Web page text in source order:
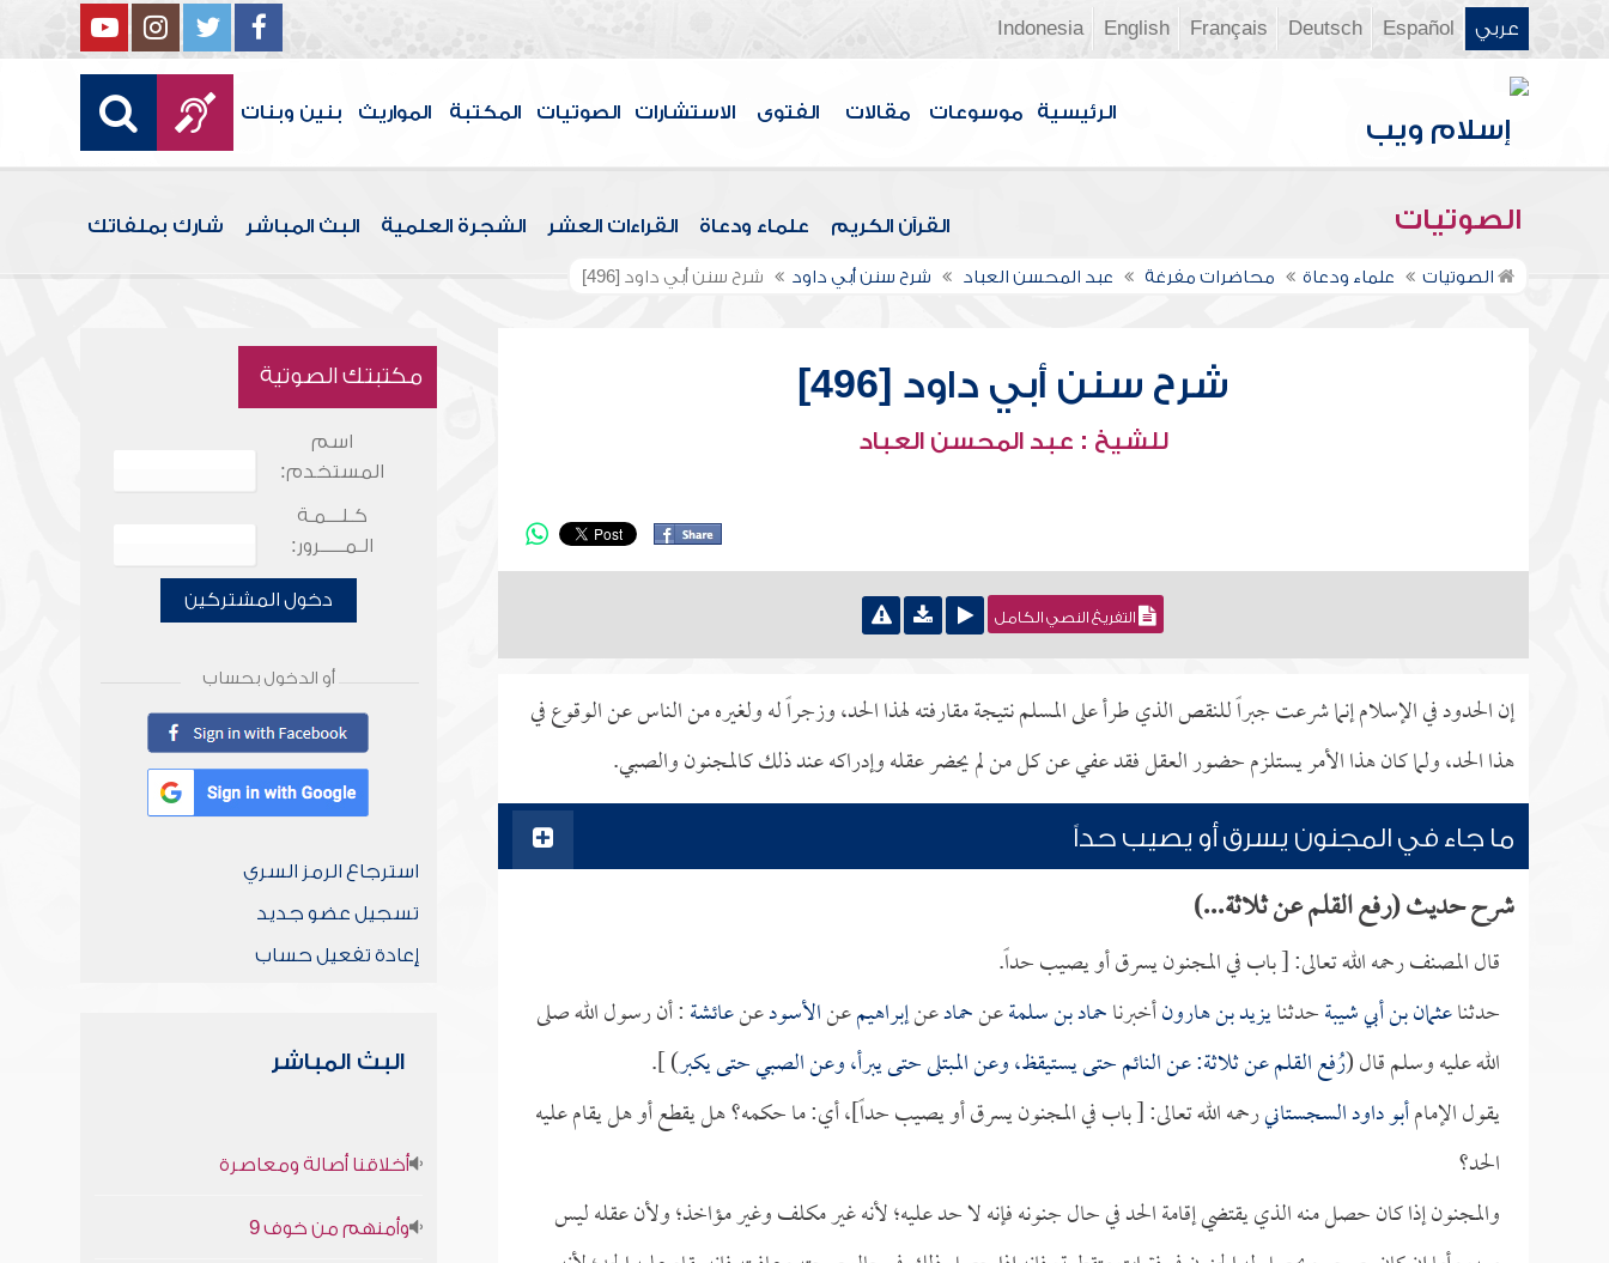
عربي Español
Deutsch
Français
English
Indonesia
الرئيسية موسوعات مقالات الفتوى الاستشارات الصوتيات المكتبة المواريث بنين وبنات
الصوتيات القرآن الكريم علماء ودعاة القراءات العشر الشجرة العلمية البث المباشر شارك بملفاتك
الصوتيات علماء ودعاة محاضرات مفرغة عبد المحسن العباد شرح سنن أبي داود شرح سنن أبي داود [496]
شرح سنن أبي داود [496]
للشيخ : عبد المحسن العباد
التفريغ النصي الكامل
إن الحدود في الإسلام إنما شرعت جبراً للنقص الذي طرأ على المسلم نتيجة مقارفته لهذا الحد، وزجراً له ولغيره من الناس عن الوقوع في
هذا الحد، ولما كان هذا الأمر يستلزم حضور العقل فقد عفي عن كل من لم يحضر عقله وإدراكه عند ذلك كالمجنون والصبي.
ما جاء في المجنون يسرق أو يصيب حداً
شرح حديث (رفع القلم عن ثلاثة...)
قال المصنف رحمه الله تعالى: [ باب في المجنون يسرق أو يصيب حداً.
حدثناعثمان بن أبي شيبةحدثنايزيد بن هارونأخبرناحماد بن سلمةعنحمادعنإبراهيمعنالأسودعنعائشة: أن رسول الله صلى
الله عليه وسلم قال (رُفع القلم عن ثلاثة: عن النائم حتى يستيقظ، وعن المبتلى حتى يبرأ، وعن الصبي حتى يكبر) ].
يقول الإمامأبو داود السجستانيرحمه الله تعالى: [ باب في المجنون يسرق أو يصيب حداً]، أي: ما حكمه؟ هل يقطع أو هل يقام عليه
الحد؟
والمجنون إذا كان حصل منه الذي يقتضي إقامة الحد في حال جنونه فإنه لا حد عليه؛ لأنه غير مكلف وغير مؤاخذ؛ ولأن عقله ليس
مكتبتك الصوتية
اسم
المستخدم:
كـلـــمـة
الـمـــــرور:
دخول المشتركين
أو الدخول بحساب
استرجاع الرمز السري
تسجيل عضو جديد
إعادة تفعيل حساب
البث المباشر
أخلاقنا أصالة ومعاصرة
وأمنهم من خوف 9